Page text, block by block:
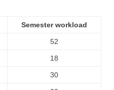
Semester workload
52
18
30